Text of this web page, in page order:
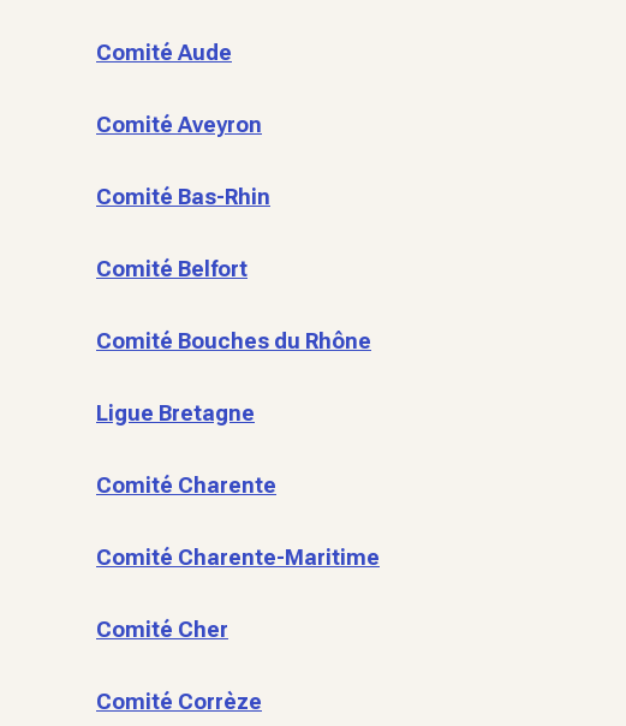
Comité Aude
Comité Aveyron
Comité Bas-Rhin
Comité Belfort
Comité Bouches du Rhône
Ligue Bretagne
Comité Charente
Comité Charente-Maritime
Comité Cher
Comité Corrèze